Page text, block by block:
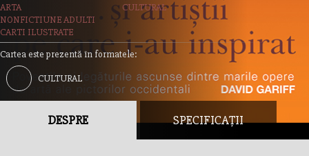
ARTA
CULTURAL
NONFICTIUNE ADULTI
CARTI ILUSTRATE
Cartea este prezentă în formatele:
CULTURAL
DESPRE SPECIFICAȚII